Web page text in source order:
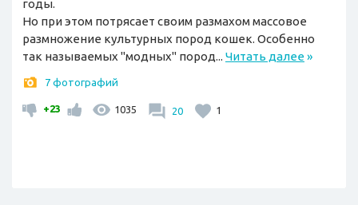
годы.
Но при этом потрясает своим размахом массовое
размножение культурных пород кошек. Особенно
так называемых "модных" пород... Читать далее»
7 фотографий
+23 1035 20 1